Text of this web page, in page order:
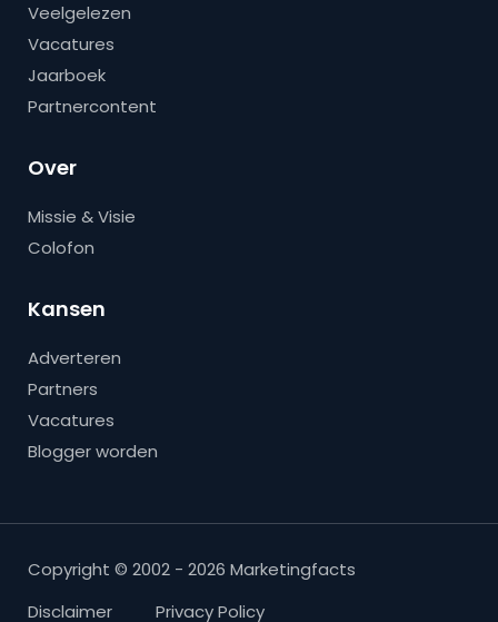
Veelgelezen
Vacatures
Jaarboek
Partnercontent
Over
Missie & Visie
Colofon
Kansen
Adverteren
Partners
Vacatures
Blogger worden
Copyright © 2002 - 2026 Marketingfacts
Disclaimer
Privacy Policy